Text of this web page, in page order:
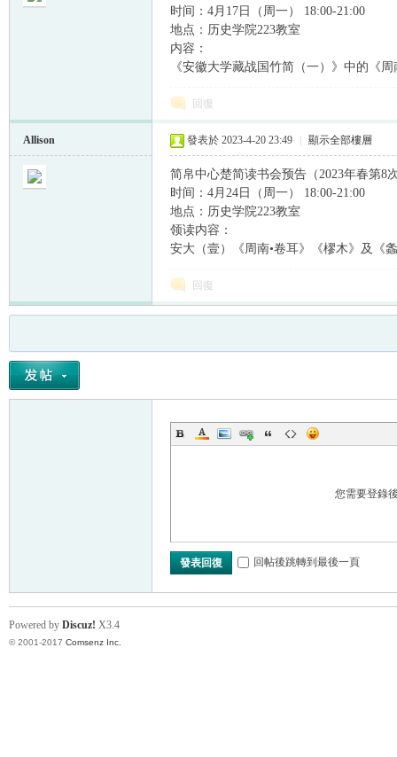
时间：4月17日（周一） 18:00-21:00
地点：历史学院223教室
内容：
《安徽大学藏战国竹简（一）》中的《
回復
Allison 發表於 2023-4-20 23:49 顯示全部樓層
简帛中心楚简读书会预告（2023年春第8
时间：4月24日（周一） 18:00-21:00
地点：历史学院223教室
领读内容：
安大（壹）《周南•卷耳》《樛木》及《
回復
您需要登錄
發表回復 回帖後跳轉到最後一頁
Powered by Discuz! X3.4
© 2001-2017 Comsenz Inc.